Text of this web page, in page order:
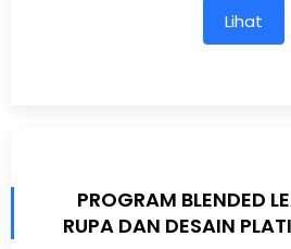
Lihat
PROGRAM BLENDED
RUPA DAN DESAIN